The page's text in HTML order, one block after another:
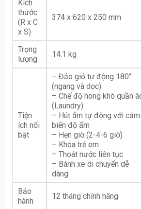
Kích
thước
(R x C
x S)
374 x 620 x 250 mm
Trọng
lượng
14.1 kg
Tiện
ích nổi
bật
– Đảo gió tự động 180°
(ngang và dọc)
– Chế độ hong khô quần
(Laundry)
– Hút ẩm tự động với cảm
biến độ ẩm
– Hẹn giờ (2-4-6 giờ)
– Khóa trẻ em
– Thoát nước liên tục
– Bánh xe di chuyển dễ
dàng
Bảo
hành
12 tháng chính hãng